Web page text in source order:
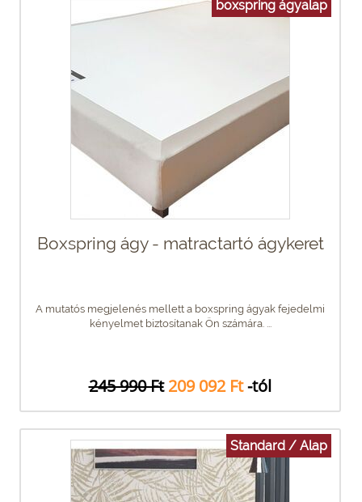
boxspring ágyalap
Boxspring ágy - matractartó ágykeret
A mutatós megjelenés mellett a boxspring ágyak fejedelmi
kényelmet biztosítanak Ön számára. ...
245 990 Ft 209 092 Ft-tól
Standard / Alap